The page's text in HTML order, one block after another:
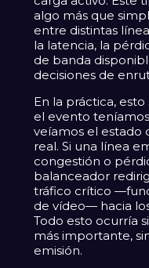
algo más que
entre distintas
la latencia, la
de banda
decisiones de
En la práctica,
el evento
veíamos el estado
real. Si una línea
congestión o
balanceador
tráfico crítico
de vídeo— hacia
Todo esto ocurría
más importante,
emisión.